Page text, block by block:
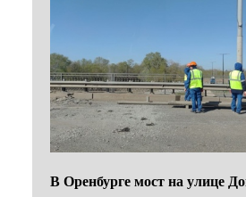
В Оренбурге мост на улице